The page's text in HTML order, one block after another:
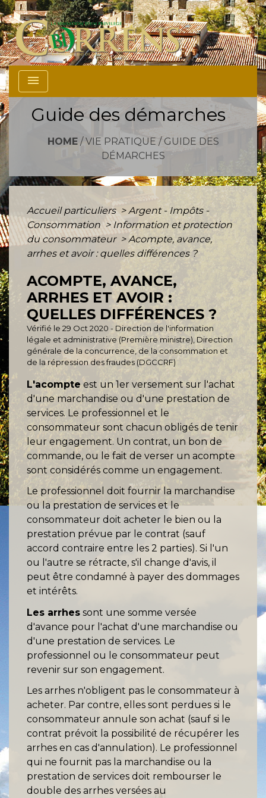
menu
Guide des démarches
HOME/ VIE PRATIQUE / GUIDE DES
DÉMARCHES
Accueil particuliers > Argent - Impôts -
Consommation > Information et protection
du consommateur > Acompte, avance,
arrhes et avoir : quelles différences ?
ACOMPTE, AVANCE,
ARRHES ET AVOIR :
QUELLES DIFFÉRENCES ?
Vérifié le 29 Oct 2020 - Direction de l'information
légale et administrative (Première ministre), Direction
générale de la concurrence, de la consommation et
de la répression des fraudes (DGCCRF)
L'acompte est un 1er versement sur l'achat
d'une marchandise ou d'une prestation de
services. Le professionnel et le
consommateur sont chacun obligés de tenir
leur engagement. Un contrat, un bon de
commande, ou le fait de verser un acompte
sont considérés comme un engagement.
Le professionnel doit fournir la marchandise
ou la prestation de services et le
consommateur doit acheter le bien ou la
prestation prévue par le contrat (sauf
accord contraire entre les 2 parties). Si l'un
ou l'autre se rétracte, s'il change d'avis, il
peut être condamné à payer des dommages
et intérêts.
Les arrhes sont une somme versée
d'avance pour l'achat d'une marchandise ou
d'une prestation de services. Le
professionnel ou le consommateur peut
revenir sur son engagement.
Les arrhes n'obligent pas le consommateur à
acheter. Par contre, elles sont perdues si le
consommateur annule son achat (sauf si le
contrat prévoit la possibilité de récupérer les
arrhes en cas d'annulation). Le professionnel
qui ne fournit pas la marchandise ou la
prestation de services doit rembourser le
double des arrhes versées au